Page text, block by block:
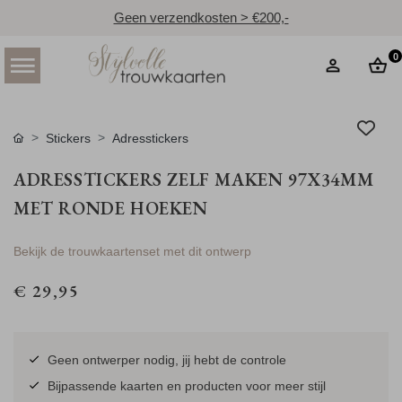
Geen verzendkosten > €200,-
0
Stickers Adresstickers
ADRESSTICKERS ZELF MAKEN 97X34MM
MET RONDE HOEKEN
Bekijk de trouwkaartenset met dit ontwerp
€ 29,95
Geen ontwerper nodig, jij hebt de controle
Bijpassende kaarten en producten voor meer stijl